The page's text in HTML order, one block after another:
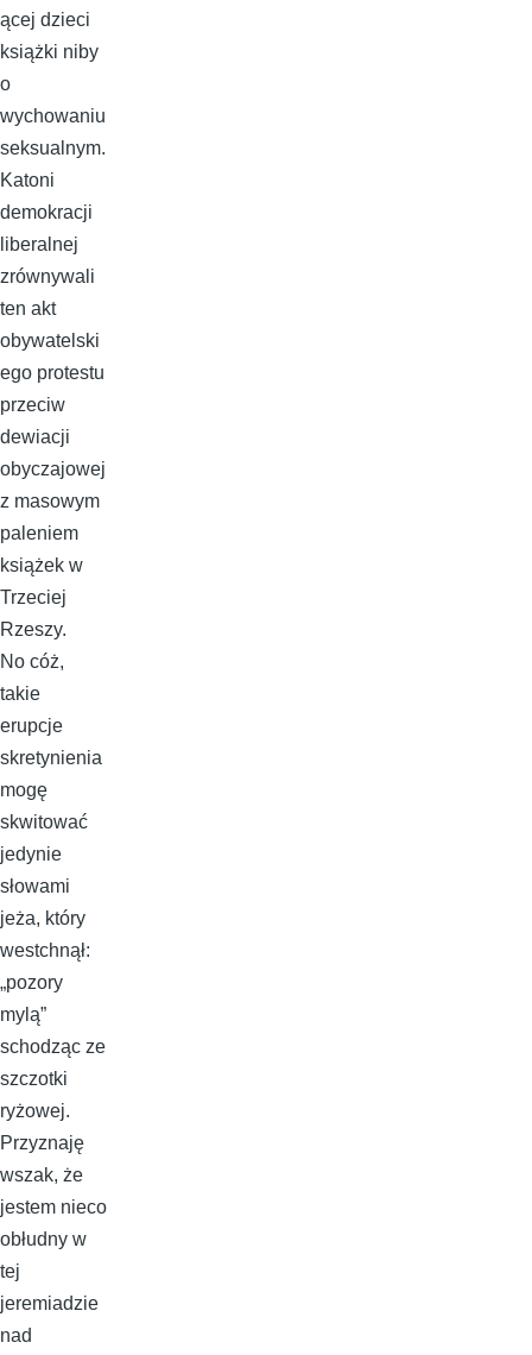
ącej dzieci
książki niby
o
wychowaniu
seksualnym.
Katoni
demokracji
liberalnej
zrównywali
ten akt
obywatelski
ego protestu
przeciw
dewiacji
obyczajowej
z masowym
paleniem
książek w
Trzeciej
Rzeszy.
No cóż,
takie
erupcje
skretynienia
mogę
skwitować
jedynie
słowami
jeża, który
westchnął:
„pozory
mylą”
schodząc ze
szczotki
ryżowej.
Przyznaję
wszak, że
jestem nieco
obłudny w
tej
jeremiadzie
nad